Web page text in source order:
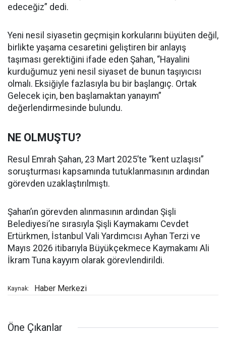
edeceğiz” dedi.
Yeni nesil siyasetin geçmişin korkularını büyüten değil,
birlikte yaşama cesaretini geliştiren bir anlayış
taşıması gerektiğini ifade eden Şahan, “Hayalini
kurduğumuz yeni nesil siyaset de bunun taşıyıcısı
olmalı. Eksiğiyle fazlasıyla bu bir başlangıç. Ortak
Gelecek için, ben başlamaktan yanayım”
değerlendirmesinde bulundu.
NE OLMUŞTU?
Resul Emrah Şahan, 23 Mart 2025’te “kent uzlaşısı”
soruşturması kapsamında tutuklanmasının ardından
görevden uzaklaştırılmıştı.
Şahan’ın görevden alınmasının ardından Şişli
Belediyesi’ne sırasıyla Şişli Kaymakamı Cevdet
Ertürkmen, İstanbul Vali Yardımcısı Ayhan Terzi ve
Mayıs 2026 itibarıyla Büyükçekmece Kaymakamı Ali
İkram Tuna kayyım olarak görevlendirildi.
Kaynak: Haber Merkezi
Öne Çıkanlar